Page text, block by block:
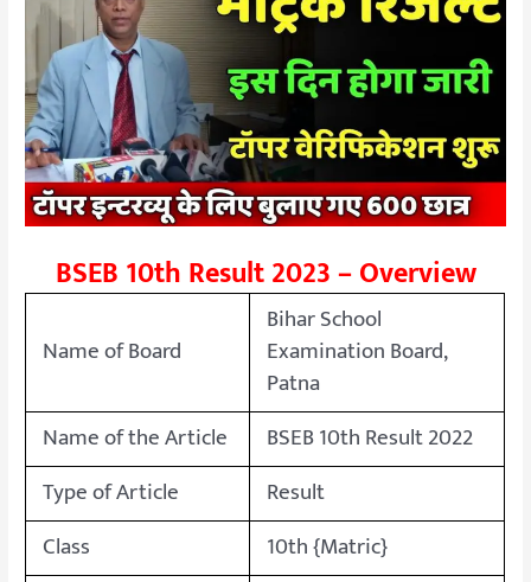
BSEB 10th Result 2023 – Overview
Name of Board
Bihar School
Examination Board,
Patna
Name of the Article
BSEB 10th Result 2022
Type of Article
Result
Class
10th {Matric}